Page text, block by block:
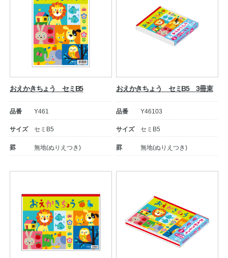
おえかきちょう セミB5
品番 Y461
サイズ セミB5
罫 無地(ぬりえつき)
おえかきちょう セミB5 3冊束
品番 Y46103
サイズ セミB5
罫 無地(ぬりえつき)